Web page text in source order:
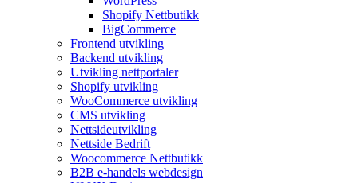
Shopify Nettbutikk
BigCommerce
Frontend utvikling
Backend utvikling
Utvikling nettportaler
Shopify utvikling
WooCommerce utvikling
CMS utvikling
Nettsideutvikling
Nettside Bedrift
Woocommerce Nettbutikk
B2B e-handels webdesign
Konsulentvirksomhet og partnerskap
Nettdesignkonsulent
Hvit etikett
E-handelsløsning
Woocommerce Nettbutikk
Shopify utvikling